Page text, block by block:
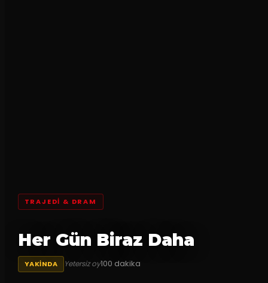
TRAJEDI & DRAM
Her Gün Biraz Daha
YAKINDA Yetersiz oy100 dakika